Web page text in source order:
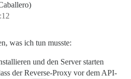
was ich tun musste:
und den Server starten
der Reverse-Proxy vor dem API-